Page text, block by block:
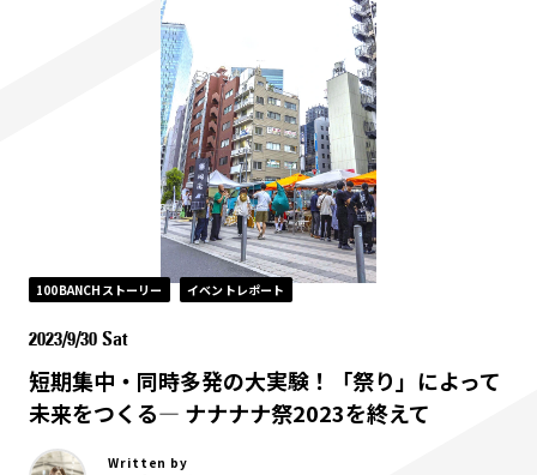
100BANCHストーリー イベントレポート
2023/9/30 Sat
短期集中・同時多発の大実験！「祭り」によって
未来をつくる— ナナナナ祭2023を終えて
Written by